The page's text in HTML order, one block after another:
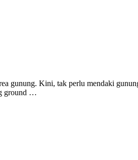
gunung. Kini, tak perlu mendaki
ground …